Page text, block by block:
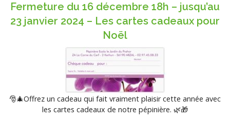
Fermeture du 16 décembre 18h – jusqu’au
23 janvier 2024 – Les cartes cadeaux pour
Noël
🎅🎄Offrez un cadeau qui fait vraiment plaisir cette année avec
les cartes cadeaux de notre pépinière. 🌿🎁